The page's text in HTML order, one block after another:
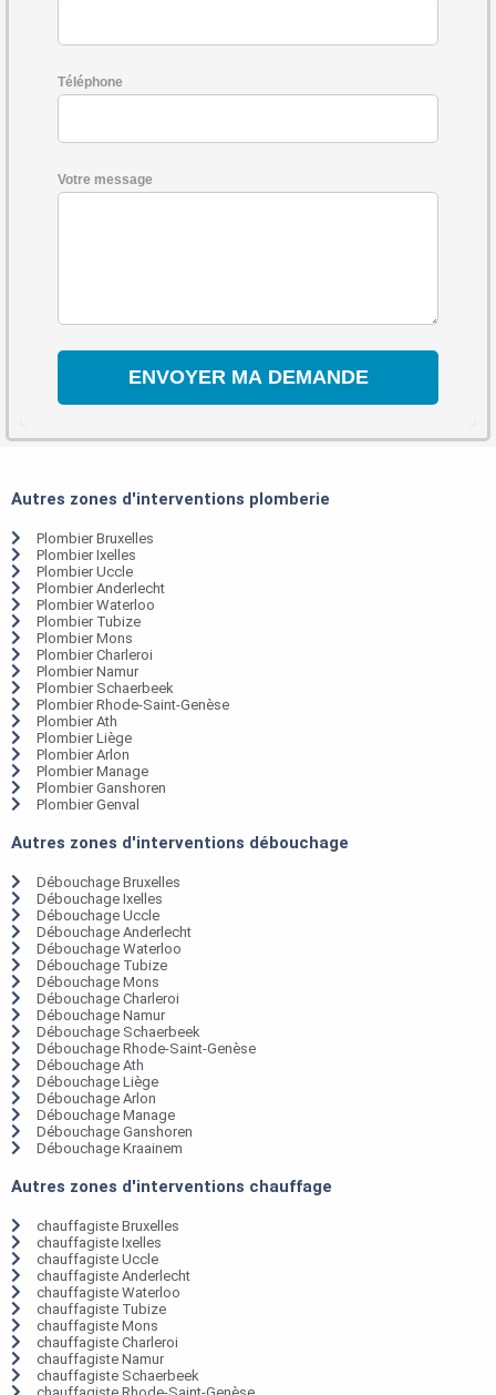
Téléphone
Votre message
Autres zones d'interventions plomberie
Plombier Bruxelles
Plombier Ixelles
Plombier Uccle
Plombier Anderlecht
Plombier Waterloo
Plombier Tubize
Plombier Mons
Plombier Charleroi
Plombier Namur
Plombier Schaerbeek
Plombier Rhode-Saint-Genèse
Plombier Ath
Plombier Liège
Plombier Arlon
Plombier Manage
Plombier Ganshoren
Plombier Genval
Autres zones d'interventions débouchage
Débouchage Bruxelles
Débouchage Ixelles
Débouchage Uccle
Débouchage Anderlecht
Débouchage Waterloo
Débouchage Tubize
Débouchage Mons
Débouchage Charleroi
Débouchage Namur
Débouchage Schaerbeek
Débouchage Rhode-Saint-Genèse
Débouchage Ath
Débouchage Liège
Débouchage Arlon
Débouchage Manage
Débouchage Ganshoren
Débouchage Kraainem
Autres zones d'interventions chauffage
chauffagiste Bruxelles
chauffagiste Ixelles
chauffagiste Uccle
chauffagiste Anderlecht
chauffagiste Waterloo
chauffagiste Tubize
chauffagiste Mons
chauffagiste Charleroi
chauffagiste Namur
chauffagiste Schaerbeek